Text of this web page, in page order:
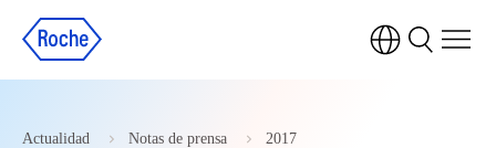
Actualidad Notas de prensa 2017